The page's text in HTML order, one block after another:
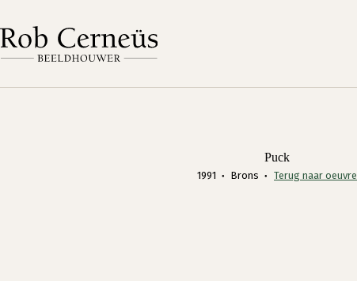
de
inhoud
Puck
1991 Brons Terug naar oeuvre